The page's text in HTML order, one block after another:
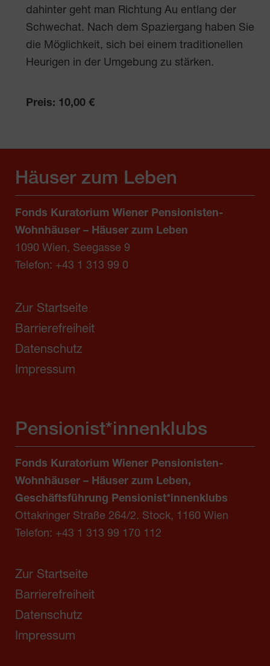
dahinter geht man Richtung Au entlang der
Schwechat. Nach dem Spaziergang haben Sie
die Möglichkeit, sich bei einem traditionellen
Heurigen in der Umgebung zu stärken.
Preis: 10,00 €
Häuser zum Leben
Fonds Kuratorium Wiener Pensionisten-
Wohnhäuser – Häuser zum Leben
1090 Wien, Seegasse 9
Telefon: +43 1 313 99 0
Zur Startseite
Barrierefreiheit
Datenschutz
Impressum
Pensionist*innenklubs
Fonds Kuratorium Wiener Pensionisten-
Wohnhäuser – Häuser zum Leben,
Geschäftsführung Pensionist*innenklubs
Ottakringer Straße 264/2. Stock, 1160 Wien
Telefon: +43 1 313 99 170 112
Zur Startseite
Barrierefreiheit
Datenschutz
Impressum